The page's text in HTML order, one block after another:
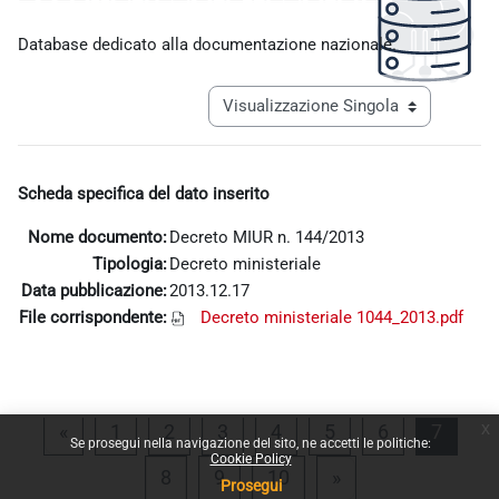
Se prosegui nella navigazione del sito, ne accetti le politiche:
Cookie Policy
Prosegui
Database dedicato alla documentazione nazionale.
Navigazione terziaria modalità
Scheda specifica del dato inserito
Nome documento:Decreto MIUR n. 144/2013
Tipologia:Decreto ministeriale
Data pubblicazione:2013.12.17
File corrispondente:
Decreto ministeriale 1044_2013.pdf
Pagina precedente
Pagina 1Pagina 2
3 Pagina 3
4Pagina 4Pagina 5Pagina 6
Pagina 8
9Pagina 9
10